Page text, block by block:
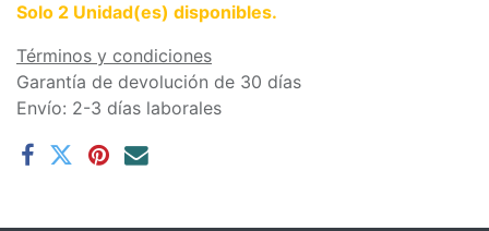
Solo 2 Unidad(es) disponibles.
Términos y condiciones
Garantía de devolución de 30 días
Envío: 2-3 días laborales